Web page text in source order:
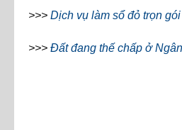
>>> Dịch vụ làm sổ đỏ trọn
>>> Đất đang thế chấp ở